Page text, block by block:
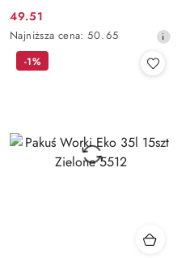
Cena
promocyjna:
49.51
Najniższa
cena
Najniższa cena: 50.65
-1%